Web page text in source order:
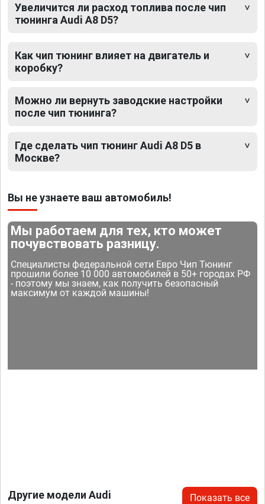
Увеличится ли расход топлива после чип
тюнинга Audi A8 D5?
Как чип тюнинг влияет на двигатель и
коробку?
Можно ли вернуть заводские настройки
после чип тюнинга?
Где сделать чип тюнинг Audi A8 D5 в
Москве?
Вы не узнаете ваш автомобиль!
Мы работаем для тех, кто может
почувствовать разницу.
Специалисты федеральной сети Евро Чип Тюнинг
прошили более 10 000 автомобилей в 50+ городах РФ
- поэтому мы знаем, как получить безопасный
максимум от каждой машины!
Другие модели Audi Показать все